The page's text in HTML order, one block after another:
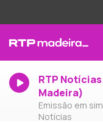
RTP Notícias
Madeira)
Emissão em
Notícias